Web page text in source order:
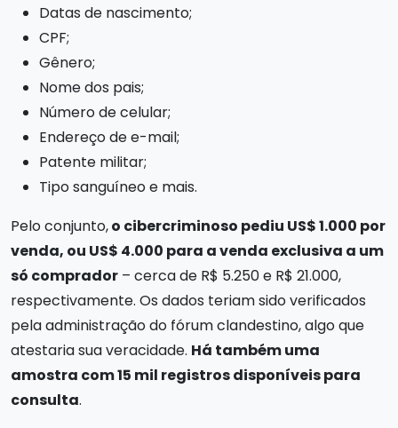
Datas de nascimento;
CPF;
Gênero;
Nome dos pais;
Número de celular;
Endereço de e-mail;
Patente militar;
Tipo sanguíneo e mais.
Pelo conjunto,o cibercriminoso pediu US$ 1.000 por
venda, ou US$ 4.000 para a venda exclusiva a um
só comprador – cerca de R$ 5.250 e R$ 21.000,
respectivamente. Os dados teriam sido verificados
pela administração do fórum clandestino, algo que
atestaria sua veracidade. Há também uma
amostra com 15 mil registros disponíveis para
consulta.